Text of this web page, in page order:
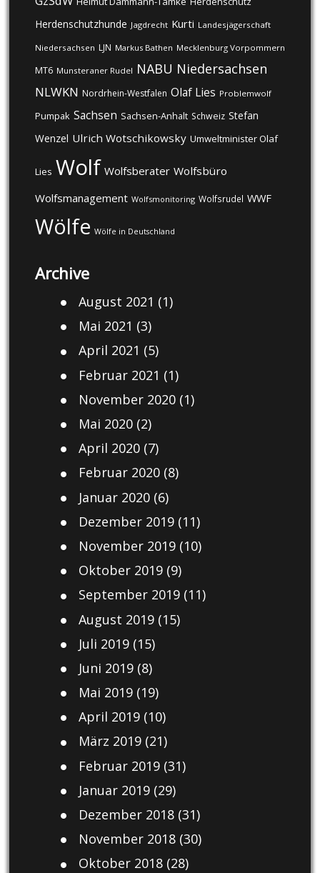
Herdenschutzhunde Jagdrecht Kurti Landesjägerschaft
Niedersachsen LJN Markus Bathen Mecklenburg Vorpommern
MT6 Munsteraner Rudel NABU Niedersachsen
NLWKN Nordrhein-Westfalen Olaf Lies Problemwolf
Pumpak Sachsen Sachsen-Anhalt Schweiz Stefan
Wenzel Ulrich Wotschikowsky Umweltminister Olaf
Lies Wolf Wolfsberater Wolfsbüro
Wolfsmanagement Wolfsmonitoring Wolfsrudel WWF
Wölfe Wölfe in Deutschland
Archive
August 2021 (1)
Mai 2021 (3)
April 2021 (5)
Februar 2021 (1)
November 2020(1)
Mai 2020(2)
April 2020(7)
Februar 2020(8)
Januar 2020(6)
Dezember 2019(11)
November 2019(10)
Oktober 2019(9)
September 2019(11)
August 2019(15)
Juli 2019(15)
Juni 2019(8)
Mai 2019(19)
April 2019(10)
März 2019(21)
Februar 2019(31)
Januar 2019(29)
Dezember 2018(31)
November 2018(30)
Oktober 2018(28)